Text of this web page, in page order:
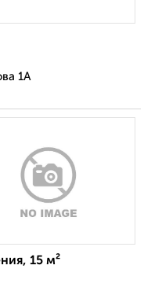
1А
15 м²